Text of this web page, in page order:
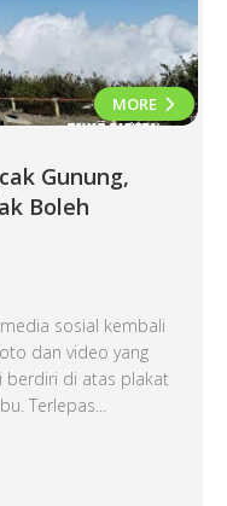
MORE
Gunung,
Boleh
sosial kembali
dan video yang
berdiri di atas plakat
Terlepas...